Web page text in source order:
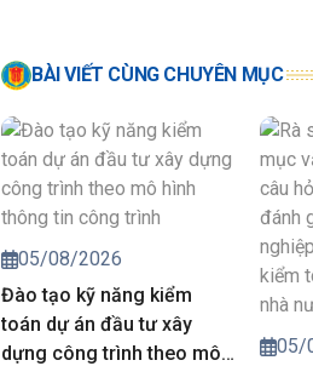
BÀI VIẾT CÙNG CHUYÊN MỤC
05/08/2026
Đào tạo kỹ năng kiểm
toán dự án đầu tư xây
dựng công trình theo mô
05/